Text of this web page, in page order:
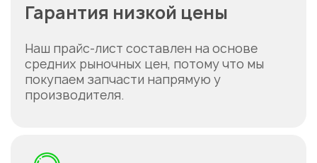
Гарантия низкой цены
Наш прайс-лист составлен на основе
средних рыночных цен, потому что мы
покупаем запчасти напрямую у
производителя.